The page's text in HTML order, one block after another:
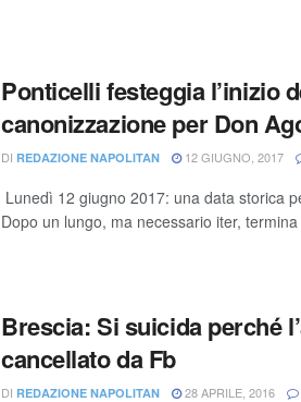
Ponticelli festeggia l’inizio
canonizzazione per Don
DI REDAZIONE NAPOLITAN 12 GIUGNO, 2017
Lunedì 12 giugno 2017: una data storica
Dopo un lungo, ma necessario iter,
Brescia: Si suicida perché
cancellato da Fb
DI REDAZIONE NAPOLITAN 28 APRILE, 2016